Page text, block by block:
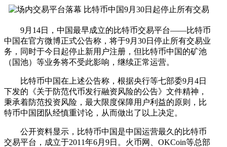
9月14日，中国最早成立的比特币交易平台——比特币
中国在官方微博正式公告称，将于9月30日停止所有交易业
务，同时于今日起停止新用户注册，但比特币中国的矿池
（国池）等业务将不受此影响，继续正常运营。
比特币中国在上述公告称，根据央行等七部委9月4日
下发的《关于防范代币发行融资风险的公告》文件精神，
秉承着防范投资风险，最大限度保障用户利益的原则，比
特币中国团队经慎重讨论，从而做出了以上决定。
公开资料显示，比特币中国是中国运营最久的比特币
交易平台，成立于2011年6月9日。火币网、OKCoin等总部